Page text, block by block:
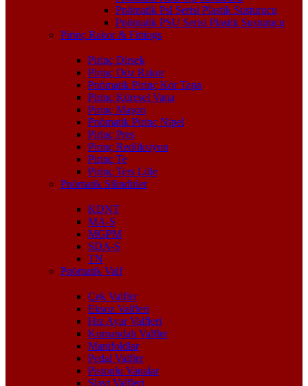
Pnömatik Psl Serisi Plastik Susturucu
Pnömatik PSU Serisi Plastik Susturucu
Pirinç Rakor & Fittings
Pirinç Dirsek
Pirinç Düz Rakor
Pnömatik Pirinç Kör Tapa
Pirinç Küresel Vana
Pirinç Maşon
Pnömatik Pirinç Nipel
Pirinç Pres
Pirinç Redüksiyon
Pirinç Te
Pirinç Ters Lüle
Pnömatik Silindirler
KDNT
MA-S
MGPM
SDA-S
TN
Pnömatik Valf
Çek Valfler
Eksoz Valfleri
Hız Ayar Valfleri
Kumandalı Valfler
Manifoldlar
Pedal Valfler
Pistonlu Vanalar
Slayt Valfleri